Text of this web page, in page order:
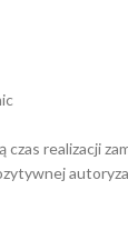
czas realizacji